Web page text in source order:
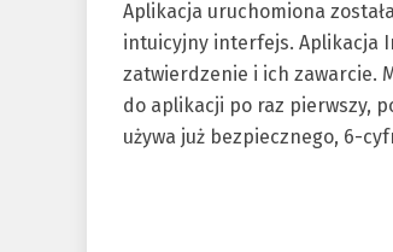
Aplikacja uruchomiona
intuicyjny interfejs. Aplikacja
zatwierdzenie i ich zawarcie.
do aplikacji po raz pierwszy,
używa już bezpiecznego, 6-